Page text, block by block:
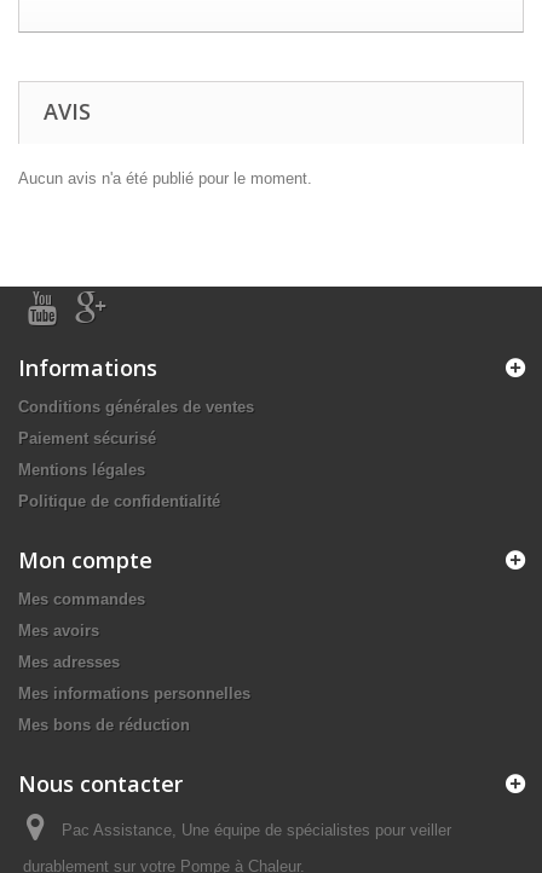
AVIS
Aucun avis n'a été publié pour le moment.
Informations
Conditions générales de ventes
Paiement sécurisé
Mentions légales
Politique de confidentialité
Mon compte
Mes commandes
Mes avoirs
Mes adresses
Mes informations personnelles
Mes bons de réduction
Nous contacter
Pac Assistance, Une équipe de spécialistes pour veiller
durablement sur votre Pompe à Chaleur.